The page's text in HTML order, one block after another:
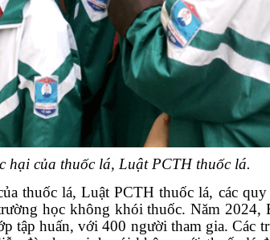
hại của thuốc lá, Luật PCTH thuốc lá.
thuốc lá, Luật PCTH thuốc lá, các
học không khói thuốc. Năm 2024,
tập huấn, với 400 người tham gia. Các